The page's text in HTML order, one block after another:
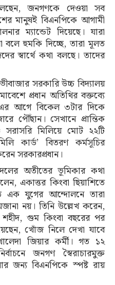
জনগণকে দেওয়া সব
মানুষই বিএনপিকে আগামী
ম্যান্ডেট দিয়েছে। যারা
হুমকি দিচ্ছে, তারা মূলত
স্বার্থে কথা বলছে। তাদের
সরকারি উচ্চ বিদ্যালয়
প্রধান অতিথির বক্তব্যে
এর আগে বিকেল ৩টার দিকে
পৌঁছান। সেখানে প্রান্তিক
মিলিয়ে মোট ২২টি
কার্ড’ বিতরণ কর্মসূচির
সরকারপ্রধান।
অতীতের ভূমিকার কথা
একাত্তর কিংবা ছিয়াশিতে
এক যুগের আন্দোলনে তারা
নয়। তিনি উল্লেখ করেন,
শহীদ, গুম কিংবা বছরের পর
খোঁজ নিলে দেখা যাবে
জিয়ার কর্মী। গত ১২
জনগণ স্বৈরাচারমুক্ত
জন্য বিএনপিকে স্পষ্ট রায়